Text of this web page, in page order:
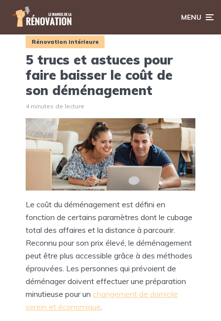
MENU
Rénovation intérieure
5 trucs et astuces pour
faire baisser le coût de
son déménagement
4 minutes de lecture
Le coût du déménagement est défini en
fonction de certains paramètres dont le cubage
total des affaires et la distance à parcourir.
Reconnu pour son prix élevé, le déménagement
peut être plus accessible grâce à des méthodes
éprouvées. Les personnes qui prévoient de
déménager doivent effectuer une préparation
minutieuse pour un changement de domicile
serein et économique.